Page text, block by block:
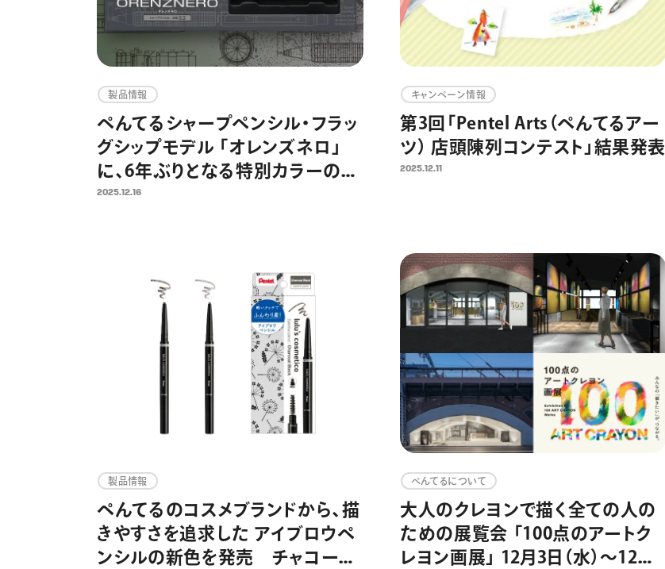
製品情報
ぺんてるシャープペンシル・フラッ
グシップモデル 「オレンズネロ」
に、6年ぶりとなる特別カラーの限
定セットが登場 ～金属製の替
2025.12.16
キャンペーン情報
第3回「Pentel Arts（ぺんてるアー
ツ） 店頭陳列コンテスト」結果発表
2025.12.11
製品情報
ぺんてるのコスメブランドから、描
きやすさを追求した アイブロウペ
ンシルの新色を発売 チャコール
ぺんてるについて
大人のクレヨンで描く全ての人の
ための展覧会 「100点のアートク
レヨン画展」 12月3日（水）～12月7